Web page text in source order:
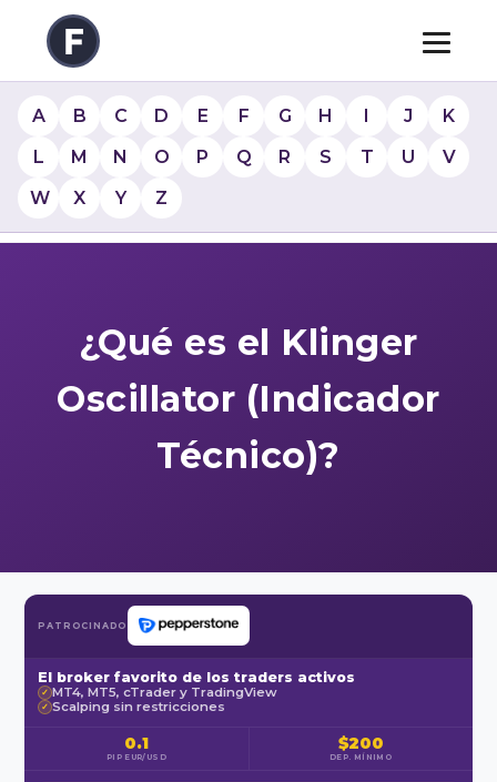
A B C D E F G H I J
K
L
M N O P Q R S T U
V
W
X Y Z
¿Qué es el Klinger
Oscillator (Indicador
Técnico)?
PATROCINADO
El broker favorito de los traders activos
✓ MT4, MT5, cTrader y TradingView
✓ Scalping sin restricciones
0.1
PIP EUR/USD
$200
DEP. MÍNIMO